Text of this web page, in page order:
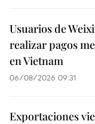
Usuarios de
realizar pagos
en Vietnam
06/08/2026 09:31
Exportaciones